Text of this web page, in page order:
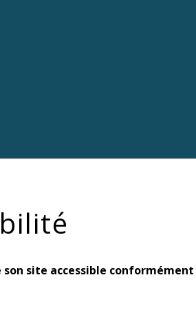
site accessible conformément